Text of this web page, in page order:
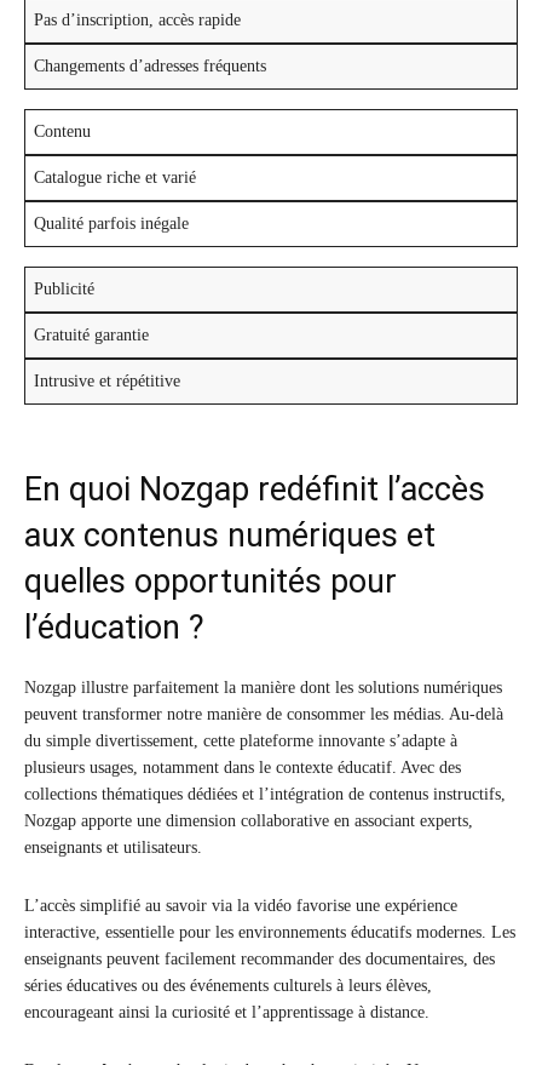
Pas d’inscription, accès rapide
Changements d’adresses fréquents
Contenu
Catalogue riche et varié
Qualité parfois inégale
Publicité
Gratuité garantie
Intrusive et répétitive
En quoi Nozgap redéfinit l’accès
aux contenus numériques et
quelles opportunités pour
l’éducation ?
Nozgap illustre parfaitement la manière dont les solutions numériques
peuvent transformer notre manière de consommer les médias. Au-delà
du simple divertissement, cette plateforme innovante s’adapte à
plusieurs usages, notamment dans le contexte éducatif. Avec des
collections thématiques dédiées et l’intégration de contenus instructifs,
Nozgap apporte une dimension collaborative en associant experts,
enseignants et utilisateurs.
L’accès simplifié au savoir via la vidéo favorise une expérience
interactive, essentielle pour les environnements éducatifs modernes. Les
enseignants peuvent facilement recommander des documentaires, des
séries éducatives ou des événements culturels à leurs élèves,
encourageant ainsi la curiosité et l’apprentissage à distance.